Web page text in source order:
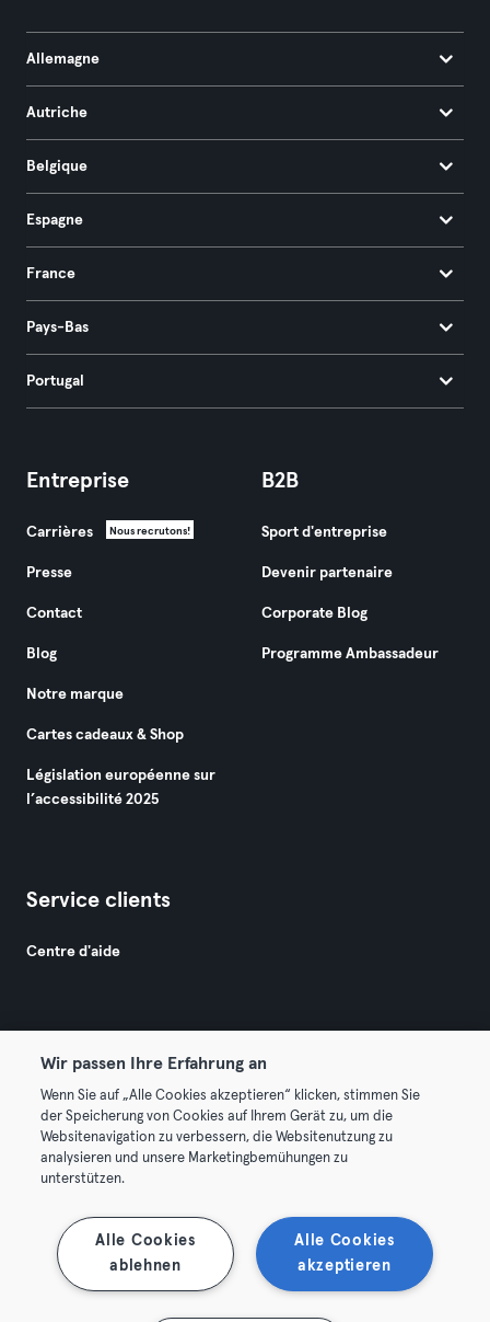
Allemagne
Autriche
Belgique
Espagne
France
Pays-Bas
Portugal
Entreprise
Carrières Nous recrutons!
Presse
Contact
Blog
Notre marque
Cartes cadeaux & Shop
Législation européenne sur
l’accessibilité 2025
B2B
Sport d'entreprise
Devenir partenaire
Corporate Blog
Programme Ambassadeur
Service clients
Centre d'aide
© 2026 Urban Sports Group GmbH. All rights reserved.
Conditions générales Politique de confidentialité
Mentions légales
Se rétracter ici
Wir passen Ihre Erfahrung an
Wenn Sie auf „Alle Cookies akzeptieren“ klicken, stimmen Sie
der Speicherung von Cookies auf Ihrem Gerät zu, um die
Websitenavigation zu verbessern, die Websitenutzung zu
analysieren und unsere Marketingbemühungen zu
unterstützen.
Alle Cookies
akzeptieren
Alle Cookies
ablehnen